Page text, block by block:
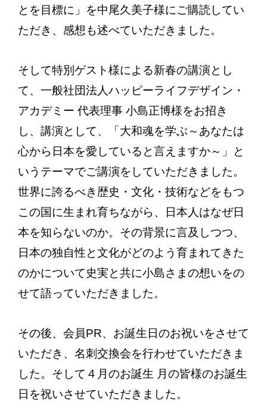
とを目標に」を中尾久美子様にご購読してい
ただき、感想も述べていただきました。
そして特別ゲスト様による新春の講演とし
て、一般社団法人ハッピーライフデザイン・
アカデミー 代表理事 小島正博様をお招き
し、講演として、「大和魂を学ぶ～あなたは
心から日本を愛していると言えますか～」と
いうテーマでご講演をしていただきました。
世界に誇るべき歴史・文化・技術などをもつ
この国に生まれ育ちながら、日本人はなぜ日
本を知らないのか。その背景に言及しつつ、
日本の独自性と文化がどのよう育まれてきた
のかについて史実と共に小島さまの想いをの
せて語っていただきました。
その後、会員PR、お誕生日のお祝いをさせて
いただき、名刺交換会を行わせていただきま
した。そして４月のお誕生 月の皆様のお誕生
日を祝いさせていただきました。